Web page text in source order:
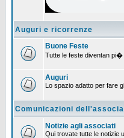
Auguri e ricorrenze
Buone Feste
Tutte le feste diventan pi�
Auguri
Lo spazio adatto per fare
Comunicazioni
Notizie agli associati
Qui trovate tutte le notizie